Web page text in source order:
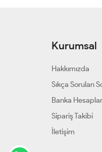
Kurumsal
Hakkımızda
Sıkça Sorulan
Banka
Sipariş Takibi
İletişim